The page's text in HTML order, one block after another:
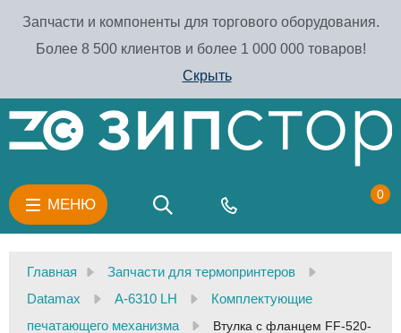
Запчасти и компоненты для торгового оборудования.
Более 8 500 клиентов и более 1 000 000 товаров!
Скрыть
МЕНЮ
0
Главная
Запчасти для термопринтеров
Datamax
A-6310 LH
Комплектующие
печатающего механизма
Втулка с фланцем FF-520-